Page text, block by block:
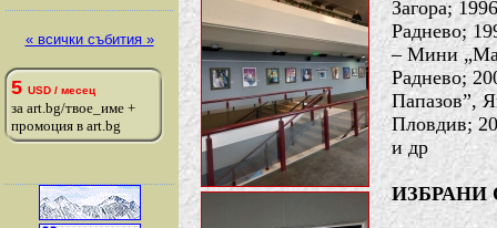
« всички събития »
5 USD / месец
за art.bg/твое_име +
промоция в art.bg
Загора;
Раднево;
– Мини
Раднево;
Папазов”,
Пловдив;
и др